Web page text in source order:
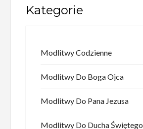
Kategorie
Modlitwy Codzienne
Modlitwy Do Boga Ojca
Modlitwy Do Pana Jezusa
Modlitwy Do Ducha Świętego